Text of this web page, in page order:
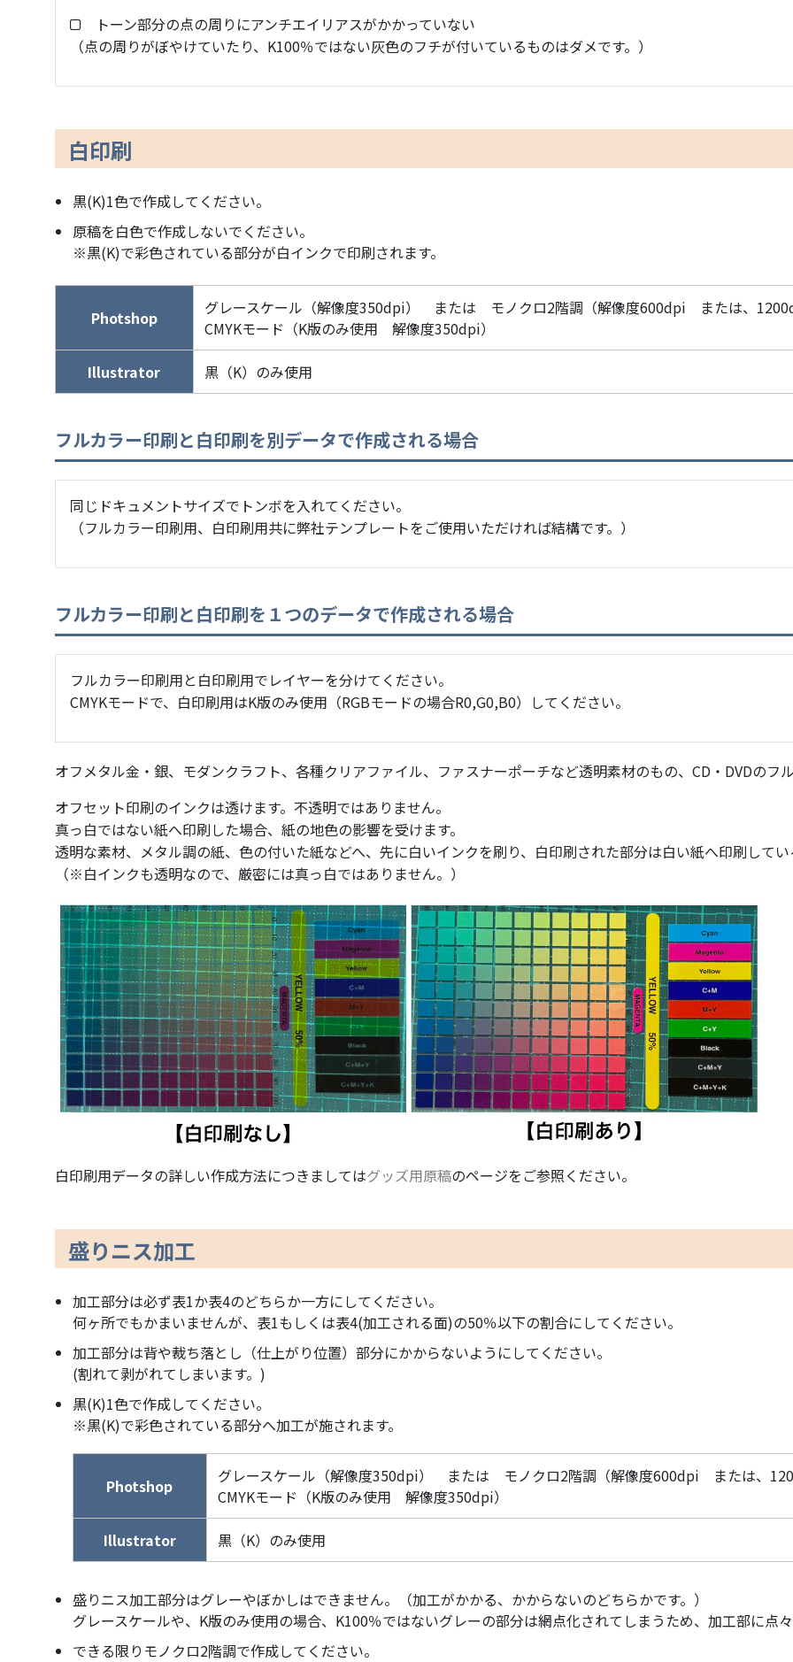
トーン部分の点の周りにアンチエイリアスがかかっていない
（点の周りがぼやけていたり、K100％ではない灰色のフチが付いているものはダメです。）
白印刷
黒(K)1色で作成してください。
原稿を白色で作成しないでください。
※黒(K)で彩色されている部分が白インクで印刷されます。
Photshop
グレースケール（解像度350dpi） または モノクロ2階調（解像度600dpi または、
CMYKモード（K版のみ使用 解像度350dpi）
Illustrator 黒（K）のみ使用
フルカラー印刷と白印刷を別データで作成される場合
同じドキュメントサイズでトンボを入れてください。
（フルカラー印刷用、白印刷用共に弊社テンプレートをご使用いただければ結構です。）
フルカラー印刷と白印刷を１つのデータで作成される場合
フルカラー印刷用と白印刷用でレイヤーを分けてください。
CMYKモードで、白印刷用はK版のみ使用（RGBモードの場合R0,G0,B0）してください。
オフメタル金・銀、モダンクラフト、各種クリアファイル、ファスナーポーチなど透明素材のもの、CD・DVDの
オフセット印刷のインクは透けます。不透明ではありません。
真っ白ではない紙へ印刷した場合、紙の地色の影響を受けます。
透明な素材、メタル調の紙、色の付いた紙などへ、先に白いインクを刷り、白印刷された部分は白い紙へ印刷して
（※白インクも透明なので、厳密には真っ白ではありません。）
白印刷用データの詳しい作成方法につきましてはグッズ用原稿のページをご参照ください。
盛りニス加工
加工部分は必ず表1か表4のどちらか一方にしてください。
何ヶ所でもかまいませんが、表1もしくは表4(加工される面)の50％以下の割合にしてください。
加工部分は背や裁ち落とし（仕上がり位置）部分にかからないようにしてください。
(割れて剥がれてしまいます。)
黒(K)1色で作成してください。
※黒(K)で彩色されている部分へ加工が施されます。
Photshop
グレースケール（解像度350dpi） または モノクロ2階調（解像度600dpi または、
CMYKモード（K版のみ使用 解像度350dpi）
Illustrator 黒（K）のみ使用
盛りニス加工部分はグレーやぼかしはできません。（加工がかかる、かからないのどちらかです。）
グレースケールや、K版のみ使用の場合、K100％ではないグレーの部分は網点化されてしまうため、加工部に点
できる限りモノクロ2階調で作成してください。